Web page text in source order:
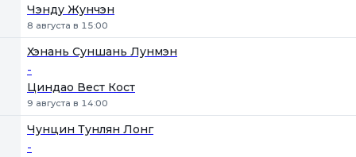
Чэнду Жунчэн
8 августа в 15:00
Хэнань Суншань Лунмэн
-
Циндао Вест Кост
9 августа в 14:00
Чунцин Тунлян Лонг
-